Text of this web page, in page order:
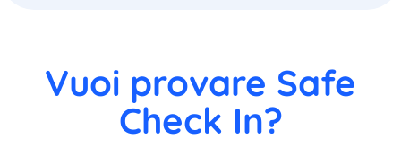
Vuoi provare Safe
Check In?